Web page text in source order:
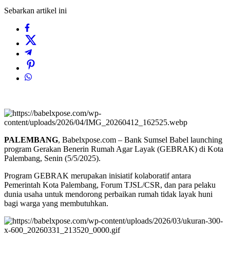
Sebarkan artikel ini
PALEMBANG, Babelxpose.com – Bank Sumsel Babel launching
program Gerakan Benerin Rumah Agar Layak (GEBRAK) di Kota
Palembang, Senin (5/5/2025).
Program GEBRAK merupakan inisiatif kolaboratif antara
Pemerintah Kota Palembang, Forum TJSL/CSR, dan para pelaku
dunia usaha untuk mendorong perbaikan rumah tidak layak huni
bagi warga yang membutuhkan.